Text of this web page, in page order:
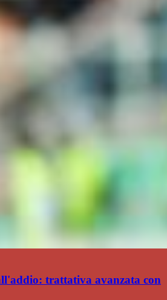
trattativa avanzata con